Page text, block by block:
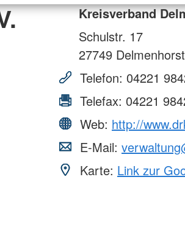
Kreisverband
Schulstr. 17
27749 Delmenhorst
Telefon: 04221
Telefax: 04221
Web: http://
E-Mail:
Karte: Link zur